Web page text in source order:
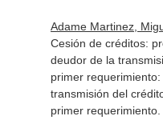
Adame Martinez,
Cesión de créditos:
deudor de la
primer
transmisión del
primer